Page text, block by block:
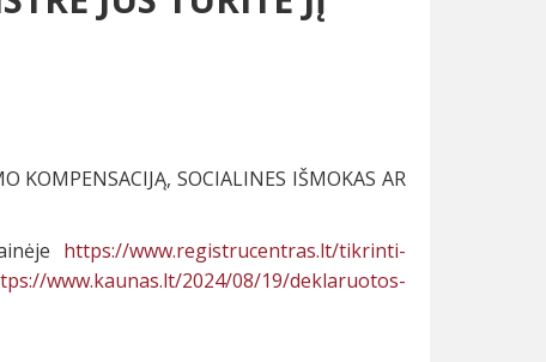
KOMPENSACIJĄ, SOCIALINES IŠMOKAS AR
https://www.registrucentras.lt/tikrinti-
www.kaunas.lt/2024/08/19/deklaruotos-